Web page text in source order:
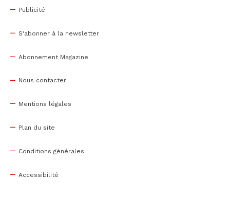
Publicité
S'abonner à la newsletter
Abonnement Magazine
Nous contacter
Mentions légales
Plan du site
Conditions générales
Accessibilité